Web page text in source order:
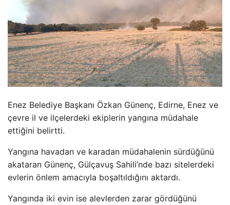
Enez Belediye Başkanı Özkan Günenç, Edirne, Enez ve
çevre il ve ilçelerdeki ekiplerin yangına müdahale
ettiğini belirtti.
Yangına havadan ve karadan müdahalenin sürdüğünü
akataran Günenç, Gülçavuş Sahili’nde bazı sitelerdeki
evlerin önlem amacıyla boşaltıldığını aktardı.
Yangında iki evin ise alevlerden zarar gördüğünü